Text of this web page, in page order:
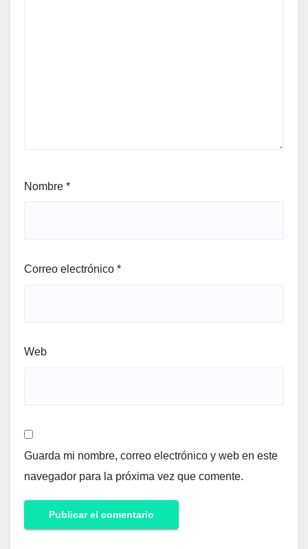
Nombre *
Correo electrónico *
Web
Guarda mi nombre, correo electrónico y web en este
navegador para la próxima vez que comente.